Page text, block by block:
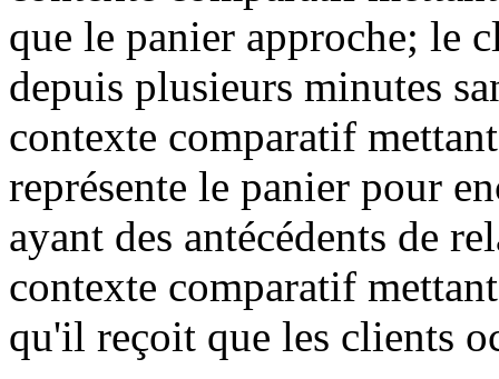
que le panier approche; le
depuis plusieurs minutes
contexte comparatif
représente le panier pour
ayant des antécédents de
contexte comparatif
qu'il reçoit que les clients